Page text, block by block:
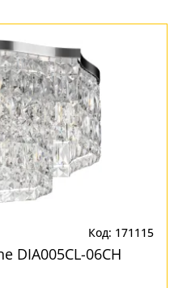
Код: 171115
DIA005CL-06CH